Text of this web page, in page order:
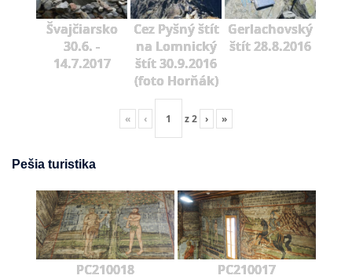
Švajčiarsko
30.6. -
14.7.2017
Cez Pyšný štít
na Lomnický
štít 30.9.2016
(foto Horňák)
Gerlachovský
štít 28.8.2016
« ‹ z2 › »
Pešia turistika
PC210018 PC210017